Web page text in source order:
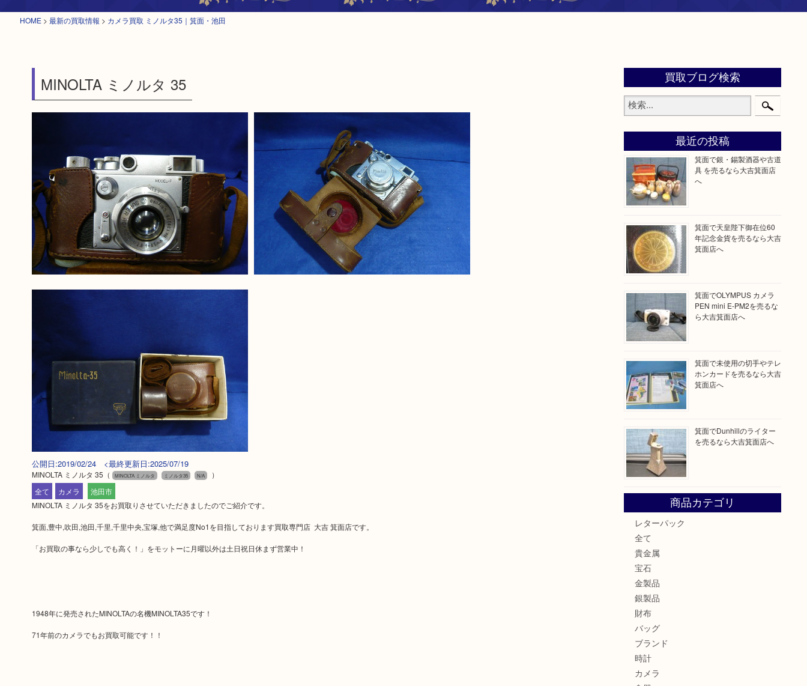
HOME > 最新の買取情報 > カメラ買取 ミノルタ35｜箕面・池田
MINOLTA ミノルタ 35
公開日:2019/02/24 <最終更新日:2025/07/19
MINOLTA ミノルタ 35 （ MINOLTA ミノルタ ミノルタ35 N/A
）
全て
カメラ
池田市
MINOLTA ミノルタ 35をお買取りさせていただきましたのでご紹介です。
箕面,豊中,吹田,池田,千里,千里中央,宝塚,他で満足度No1を目指しております買取専門店 大吉 箕面店です。
「お買取の事なら少しでも高く！」をモットーに月曜以外は土日祝日休まず営業中！
1948年に発売されたMINOLTAの名機MINOLTA35です！
71年前のカメラでもお買取可能です！！
買取ブログ検索
最近の投稿
箕面で銀・錫製酒器や古道
具 を売るなら大吉箕面店
へ
箕面で天皇陛下御在位60
年記念金貨を売るなら大吉
箕面店へ
箕面でOLYMPUS カメラ
PEN mini E-PM2を売るな
ら大吉箕面店へ
箕面で未使用の切手やテレ
ホンカードを売るなら大吉
箕面店へ
箕面でDunhillのライター
を売るなら大吉箕面店へ
商品カテゴリ
レターパック
全て
貴金属
宝石
金製品
銀製品
財布
バッグ
ブランド
時計
カメラ